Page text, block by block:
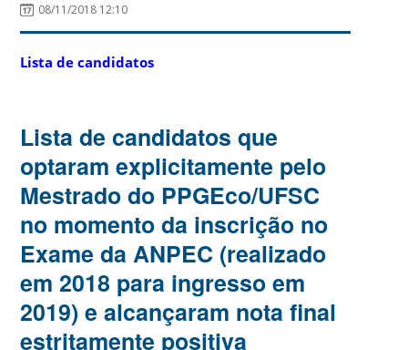
08/11/2018 12:10
Lista de candidatos
Lista de candidatos que
optaram explicitamente pelo
Mestrado do PPGEco/UFSC
no momento da inscrição no
Exame da ANPEC (realizado
em 2018 para ingresso em
2019) e alcançaram nota final
estritamente positiva